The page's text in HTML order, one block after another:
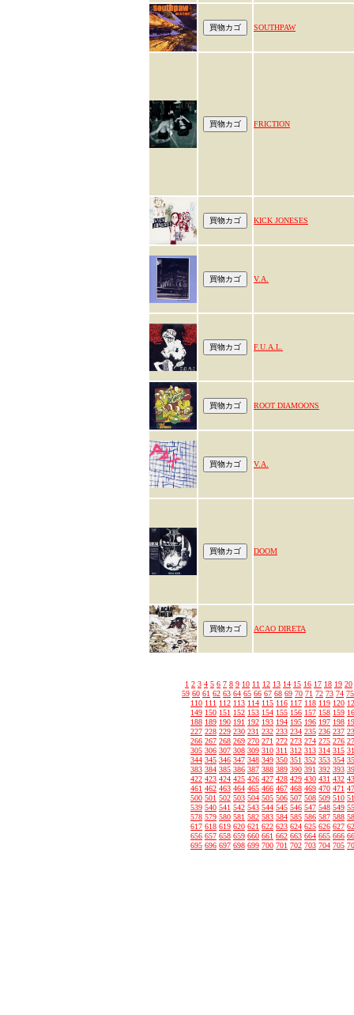
SOUTHPAW
FRICTION
KICK JONESES
V.A.
F.U.A.L.
ROOT DIAMOONS
V.A.
DOOM
ACAO DIRETA
1 2 3 4 5 6 7 8 9 10 11 12 13 14 15 16 17 18 19 20
59 60 61 62 63 64 65 66 67 68 69 70 71 72 73 74 75
110 111 112 113 114 115 116 117 118 119 120
149 150 151 152 153 154 155 156 157 158 159
188 189 190 191 192 193 194 195 196 197 198
227 228 229 230 231 232 233 234 235 236 237
266 267 268 269 270 271 272 273 274 275 276
305 306 307 308 309 310 311 312 313 314 315
344 345 346 347 348 349 350 351 352 353 354
383 384 385 386 387 388 389 390 391 392 393
422 423 424 425 426 427 428 429 430 431 432
461 462 463 464 465 466 467 468 469 470 471
500 501 502 503 504 505 506 507 508 509 510
539 540 541 542 543 544 545 546 547 548 549
578 579 580 581 582 583 584 585 586 587 588
617 618 619 620 621 622 623 624 625 626 627
656 657 658 659 660 661 662 663 664 665 666
695 696 697 698 699 700 701 702 703 704 705